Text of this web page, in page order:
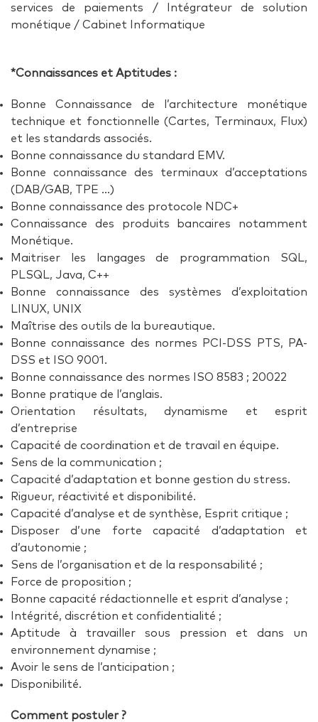
services de paiements / Intégrateur de solution
monétique / Cabinet Informatique
*Connaissances et Aptitudes :
Bonne Connaissance de l’architecture monétique
technique et fonctionnelle (Cartes, Terminaux, Flux)
et les standards associés.
Bonne connaissance du standard EMV.
Bonne connaissance des terminaux d’acceptations
(DAB/GAB, TPE …)
Bonne connaissance des protocole NDC+
Connaissance des produits bancaires notamment
Monétique.
Maitriser les langages de programmation SQL,
PLSQL, Java, C++
Bonne connaissance des systèmes d’exploitation
LINUX, UNIX
Maîtrise des outils de la bureautique.
Bonne connaissance des normes PCI-DSS PTS, PA-
DSS et ISO 9001.
Bonne connaissance des normes ISO 8583 ; 20022
Bonne pratique de l’anglais.
Orientation résultats, dynamisme et esprit
d’entreprise
Capacité de coordination et de travail en équipe.
Sens de la communication ;
Capacité d’adaptation et bonne gestion du stress.
Rigueur, réactivité et disponibilité.
Capacité d’analyse et de synthèse, Esprit critique ;
Disposer d’une forte capacité d’adaptation et
d’autonomie ;
Sens de l’organisation et de la responsabilité ;
Force de proposition ;
Bonne capacité rédactionnelle et esprit d’analyse ;
Intégrité, discrétion et confidentialité ;
Aptitude à travailler sous pression et dans un
environnement dynamise ;
Avoir le sens de l’anticipation ;
Disponibilité.
Comment postuler ?